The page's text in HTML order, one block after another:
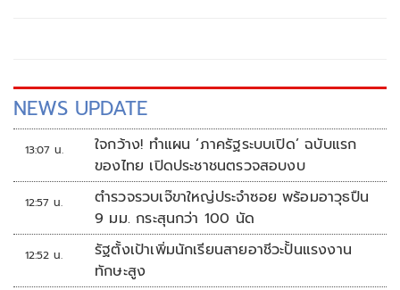
NEWS UPDATE
13:07 น.
ใจกว้าง! ทำแผน ‘ภาครัฐระบบเปิด’ ฉบับแรก
ของไทย เปิดประชาชนตรวจสอบงบ
12:57 น.
ตำรวจรวบเจ๊ขาใหญ่ประจำซอย พร้อมอาวุธปืน
9 มม. กระสุนกว่า 100 นัด
12:52 น.
รัฐตั้งเป้าเพิ่มนักเรียนสายอาชีวะปั้นแรงงาน
ทักษะสูง